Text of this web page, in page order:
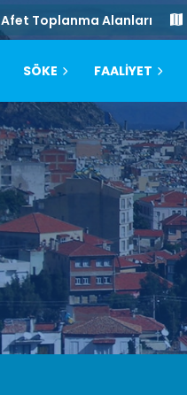
Afet Toplanma Alanları
SÖKE FAALİYET